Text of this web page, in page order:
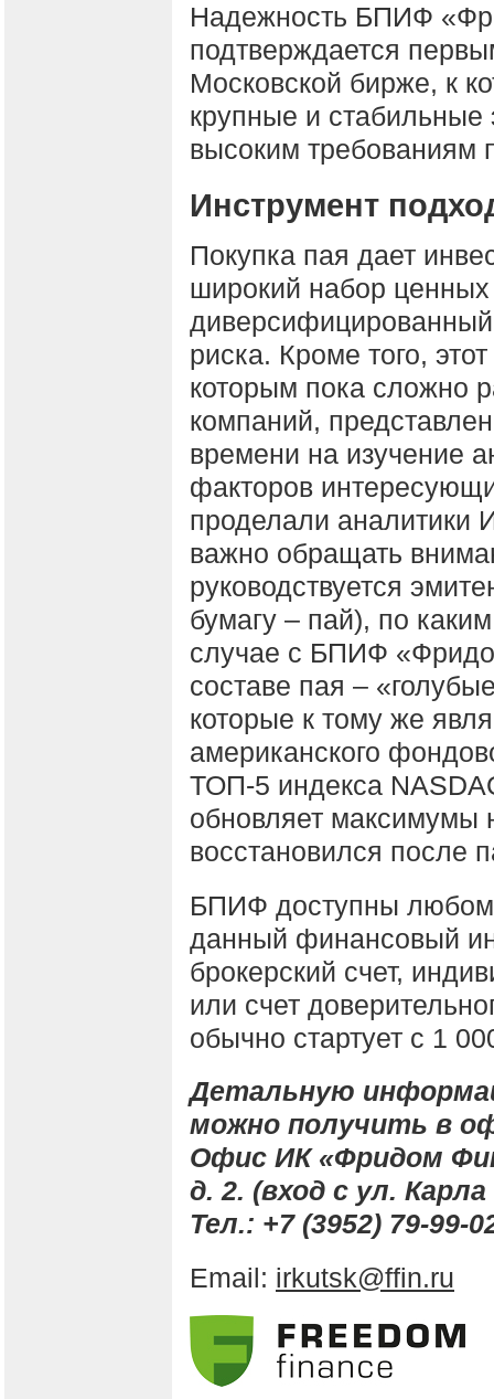
Надежность БПИФ
подтверждается
Московской бирже, к
крупные и стабильные
высоким требованиям
Инструмент
Покупка пая дает
широкий набор ценных
риска. Кроме того,
которым пока сложно
компаний,
времени на изучение
факторов
проделали
важно обращать
руководствуется
бумагу – пай), по
случае с БПИФ
составе пая –
которые к тому же
американского
ТОП-5 индекса
обновляет максимумы
восстановился после
БПИФ доступны
данный финансовый
брокерский счет,
или счет
обычно стартует с 1
Детальную
можно получить в
Офис ИК «Фридом
д. 2. (вход с ул.
Тел.: +7 (3952) 79-99-
Email: irkutsk@ffin.ru